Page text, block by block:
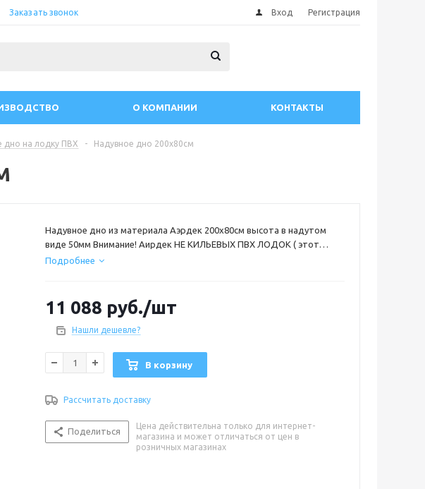
Заказать звонок Вход Регистрация
О КОМПАНИИ КОНТАКТЫ
дно на лодку ПВХ - Надувное дно 200х80см
Надувное дно из материала Аэрдек 200х80см высота в надутом
виде 50мм Внимание! Аирдек НЕ КИЛЬЕВЫХ ПВХ ЛОДОК ( этот
лодки не имеющие надувной киль)
Подробнее
11 088 руб./шт
Нашли дешевле?
В корзину
Рассчитать доставку
Поделиться
Цена действительна только для интернет-
магазина и может отличаться от цен в
розничных магазинах